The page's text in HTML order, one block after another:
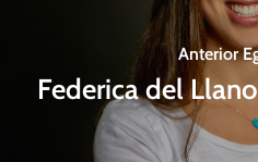
Anterior
Federica del